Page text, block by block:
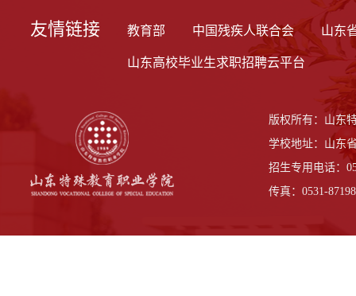
友情链接 教育部 中国残疾人联合会 山东
山东高校毕业生求职招聘云平台
版权所有：山
学校地址：山东
招生专用电话：
传真：0531-